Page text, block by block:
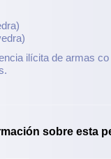
ilícita de armas
sobre esta